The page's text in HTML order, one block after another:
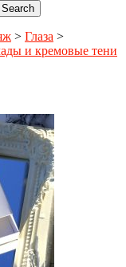
> Глаза >
и кремовые тени